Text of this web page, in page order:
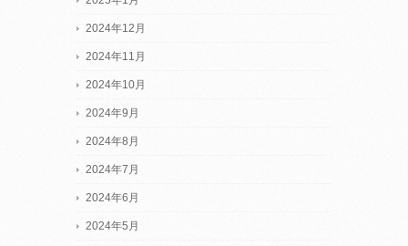
2024年12月
2024年11月
2024年10月
2024年9月
2024年8月
2024年7月
2024年6月
2024年5月